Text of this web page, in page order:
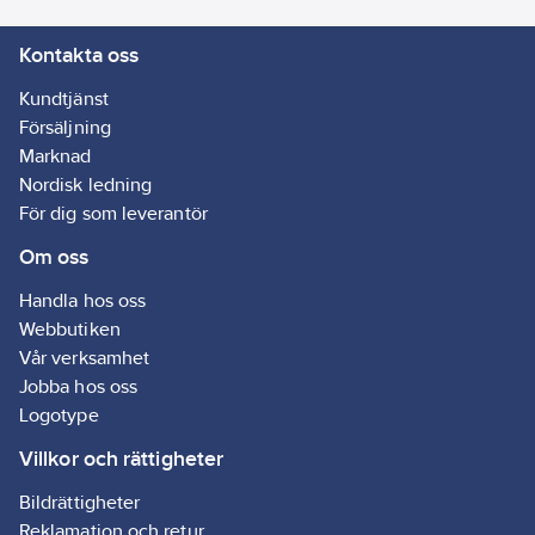
Kontakta oss
Kundtjänst
Försäljning
Marknad
Nordisk ledning
För dig som leverantör
Om oss
Handla hos oss
Webbutiken
Vår verksamhet
Jobba hos oss
Logotype
Villkor och rättigheter
Bildrättigheter